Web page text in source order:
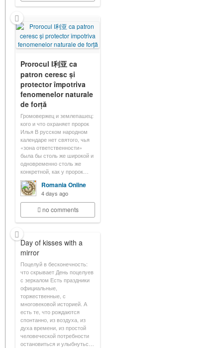
Prorocul I利亚 ca
patron ceresc și
protector împotriva
fenomenelor naturale
de forță
Громовержец и землепашец:
кого и что охраняет пророк
Илья В русском народном
календаре нет святого, чья
«зона ответственности»
была бы столь же широкой и
одновременно столь же
конкретной, как у пророк…
Romania Online
4 days ago
no comments
Day of kisses with a
mirror
Поцелуй в бесконечность:
что скрывает День поцелуев
с зеркалом Есть праздники
официальные,
торжественные, с
многовековой историей. А
есть те, что рождаются
спонтанно, из воздуха, из
духа времени, из простой
человеческой потребности
остановиться и улыбнутьс…